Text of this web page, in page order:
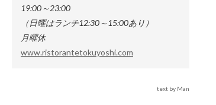
19:00～23:00
（日曜はランチ12:30～15:00あり）
月曜休
www.ristorantetokuyoshi.com
text by Manami Ikeda